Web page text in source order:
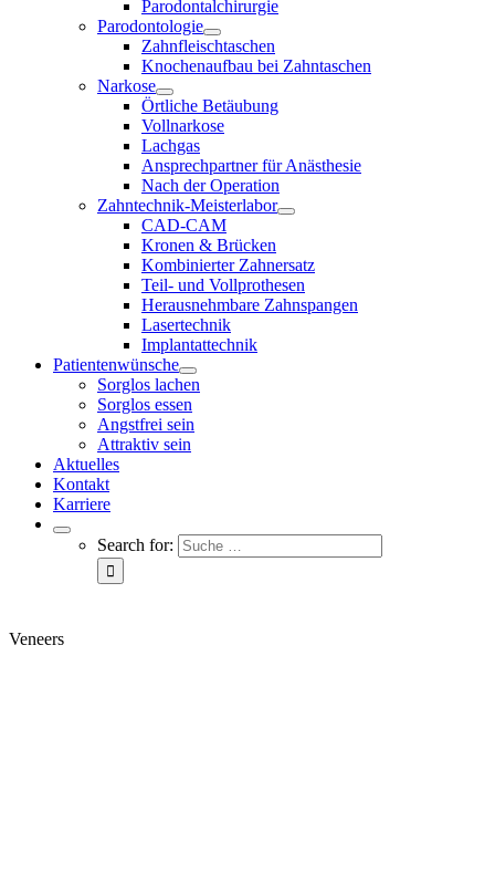
Parodontalchirurgie
Parodontologie
Zahnfleischtaschen
Knochenaufbau bei Zahntaschen
Narkose
Örtliche Betäubung
Vollnarkose
Lachgas
Ansprechpartner für Anästhesie
Nach der Operation
Zahntechnik-Meisterlabor
CAD-CAM
Kronen & Brücken
Kombinierter Zahnersatz
Teil- und Vollprothesen
Herausnehmbare Zahnspangen
Lasertechnik
Implantattechnik
Patientenwünsche
Sorglos lachen
Sorglos essen
Angstfrei sein
Attraktiv sein
Aktuelles
Kontakt
Karriere
Search for:
Veneers